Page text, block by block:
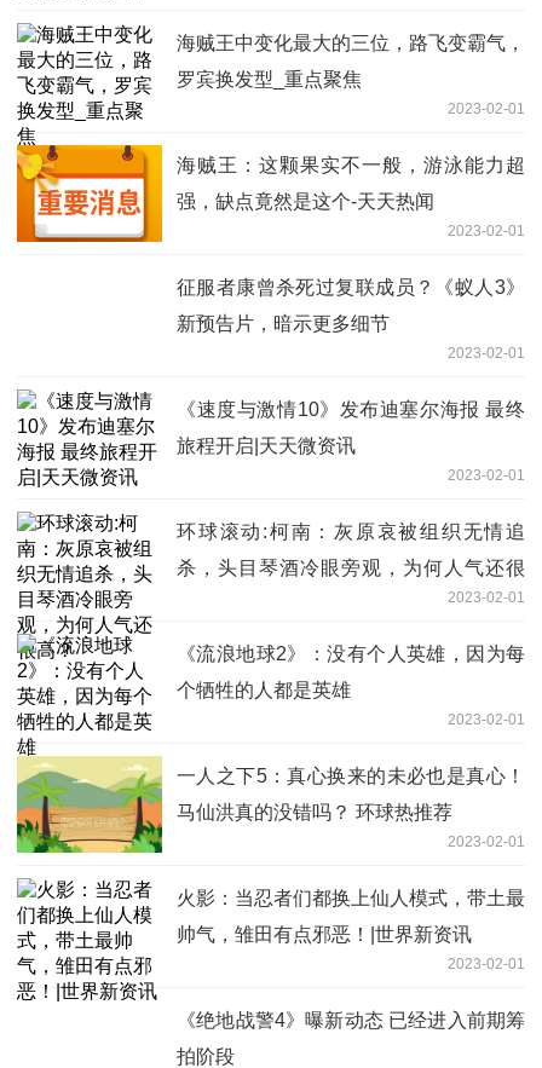
海贼王中变化最大的三位，路飞变霸气，
罗宾换发型_重点聚焦
2023-02-01
海贼王：这颗果实不一般，游泳能力超
强，缺点竟然是这个-天天热闻
2023-02-01
征服者康曾杀死过复联成员？《蚁人3》
新预告片，暗示更多细节
2023-02-01
《速度与激情10》发布迪塞尔海报 最终
旅程开启|天天微资讯
2023-02-01
环球滚动:柯南：灰原哀被组织无情追
杀，头目琴酒冷眼旁观，为何人气还很
2023-02-01
《流浪地球2》：没有个人英雄，因为每
个牺牲的人都是英雄
2023-02-01
一人之下5：真心换来的未必也是真心！
马仙洪真的没错吗？ 环球热推荐
2023-02-01
火影：当忍者们都换上仙人模式，带土最
帅气，雏田有点邪恶！|世界新资讯
2023-02-01
《绝地战警4》曝新动态 已经进入前期筹
拍阶段